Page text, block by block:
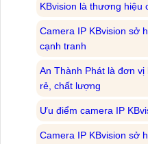
KBvision là thương hiệu
Camera IP KBvision sở
cạnh tranh
An Thành Phát là đơn vị
rẻ, chất lượng
Ưu điểm camera IP
Camera IP KBvision sở